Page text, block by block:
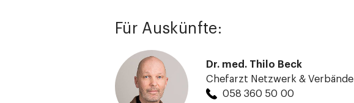
Für Auskünfte:
Dr. med. Thilo Beck
Chefarzt Netzwerk & Verbände
058 360 50 00